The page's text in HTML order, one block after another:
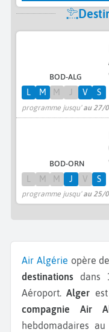
BOD-ALG
programme jusqu'au 27/
L M M V S
BOD-ORN
programme jusqu'au 25/
M M J V S
Air Algérie opère
destinations dans
Aéroport.Alger
compagnie Air
hebdomadaires